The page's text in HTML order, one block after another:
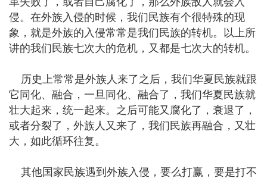
侵。在外族入侵的时候，我们民族有个很特殊的现
象，就是外族的入侵常常是我们民族的转机。以上所
讲的我们民族七次大的危机，又都是七次大的转机。
历史上常常是外族人来了之后，我们华夏民族就跟
它同化、融合，一旦同化、融合了，我们华夏民族就
壮大起来，统一起来。之后可能又腐化了，衰退了，
或者分裂了，外族人又来了，我们民族再融合，又壮
大，如此循环往复。
其他国家民族遇到外族入侵，要么打赢，要是打不